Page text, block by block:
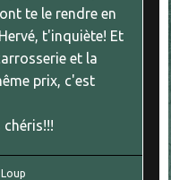
te le rendre en
t'inquiète! Et
et la
prix, c'est